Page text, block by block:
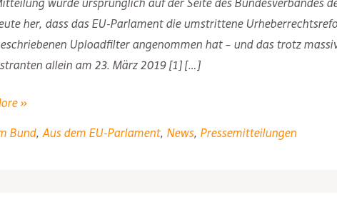
wurde ursprünglich auf der Seite des Bundesverbandes
her, dass das EU-Parlament die umstrittene
Uploadfilter angenommen hat – und das trotz
allein am 23. März 2019 [1] […]
»
Bund, Aus dem EU-Parlament, News, Pressemitteilungen